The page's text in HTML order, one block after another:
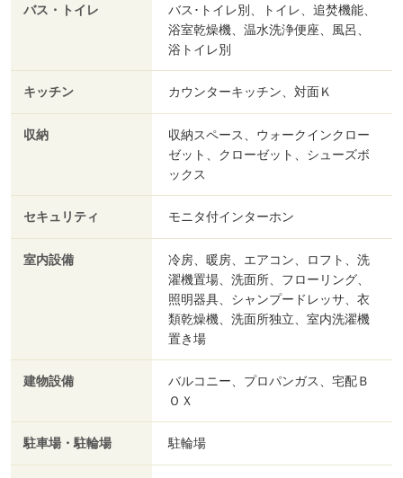
バス・トイレ
バス･トイレ別、トイレ、追焚機能、
浴室乾燥機、温水洗浄便座、風呂、
浴トイレ別
キッチン カウンターキッチン、対面Ｋ
収納
収納スペース、ウォークインクロー
ゼット、クローゼット、シューズボ
ックス
セキュリティ モニタ付インターホン
室内設備
冷房、暖房、エアコン、ロフト、洗
濯機置場、洗面所、フローリング、
照明器具、シャンプードレッサ、衣
類乾燥機、洗面所独立、室内洗濯機
置き場
建物設備
バルコニー、プロパンガス、宅配Ｂ
ＯＸ
駐車場・駐輪場 駐輪場